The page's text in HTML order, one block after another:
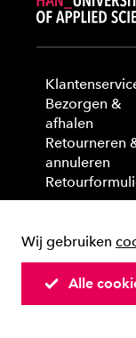
Bezorgen &
afhalen
Retourneren
annuleren
Wij gebruiken
Alle